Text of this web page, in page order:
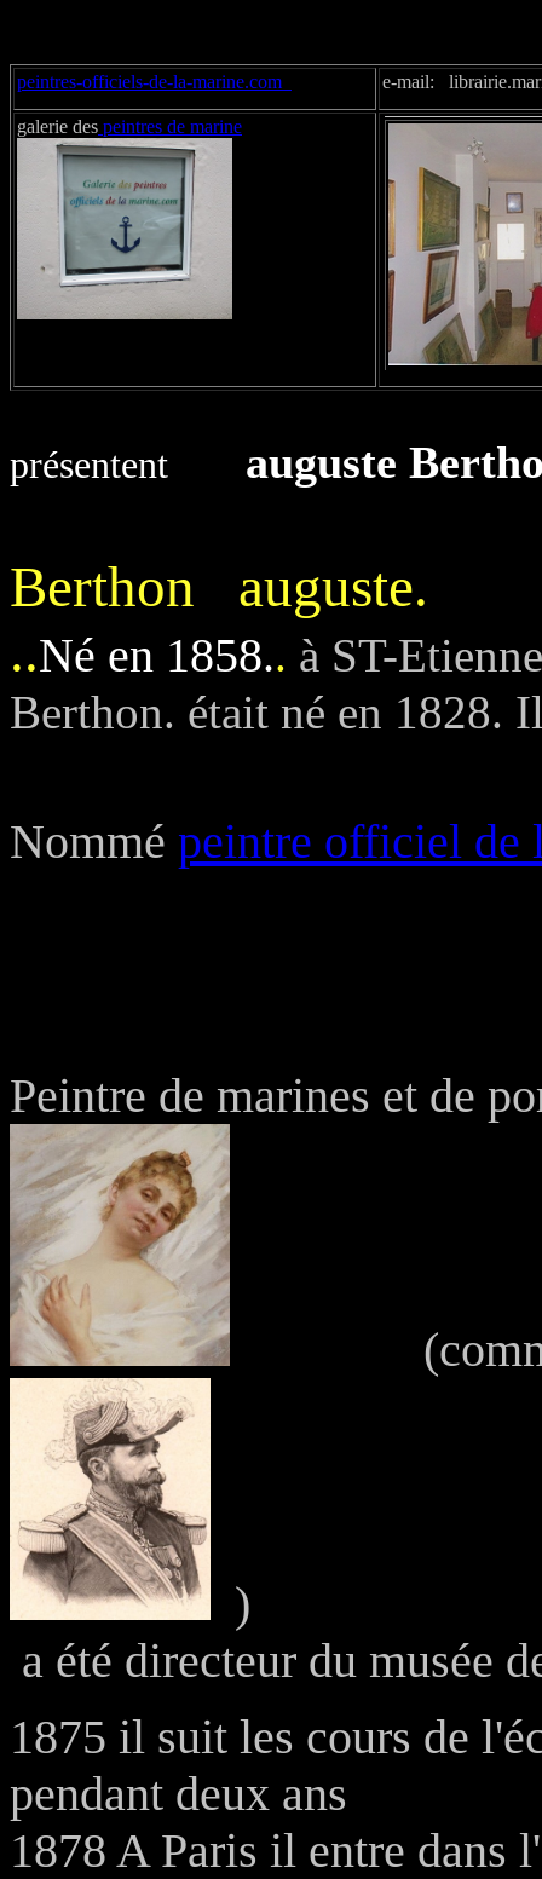
peintres-officiels-de-la-marine.com e-mail:
galerie des peintres de marine
présentent auguste
Berthon auguste.
..Né en 1858.. à ST-
Berthon. était né en 1828.
Nommé peintre officiel de
Peintre de marines et de
(comme
)
a été directeur du musée
1875 il suit les cours de
pendant deux ans
1878 A Paris il entre dans